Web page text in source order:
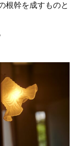
根幹を成すものと